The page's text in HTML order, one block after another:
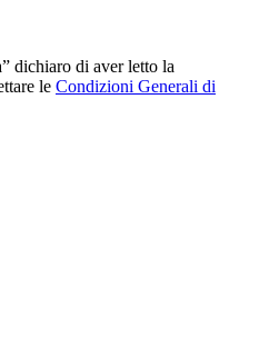
dichiaro di aver letto la
le Condizioni Generali di